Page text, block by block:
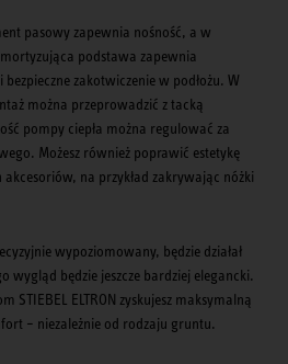
pasowy zapewnia nośność, a w
podstawa zapewnia
zakotwiczenie w podłożu. W
można przeprowadzić z tacką
pompy ciepła można regulować za
Możesz również poprawić estetykę
na przykład zakrywając nóżki
wypoziomowany, będzie działał
wygląd będzie jeszcze bardziej elegancki.
STIEBEL ELTRON zyskujesz maksymalną
– niezależnie od rodzaju gruntu.